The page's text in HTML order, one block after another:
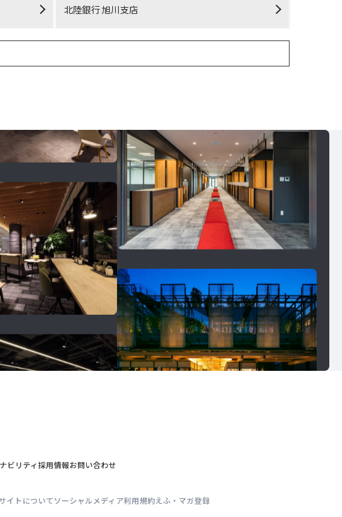
北陸銀行 旭川支店
ビリティ採用情報お問い合わせ
イトについてソーシャルメディア利用規約えふ・マガ登録